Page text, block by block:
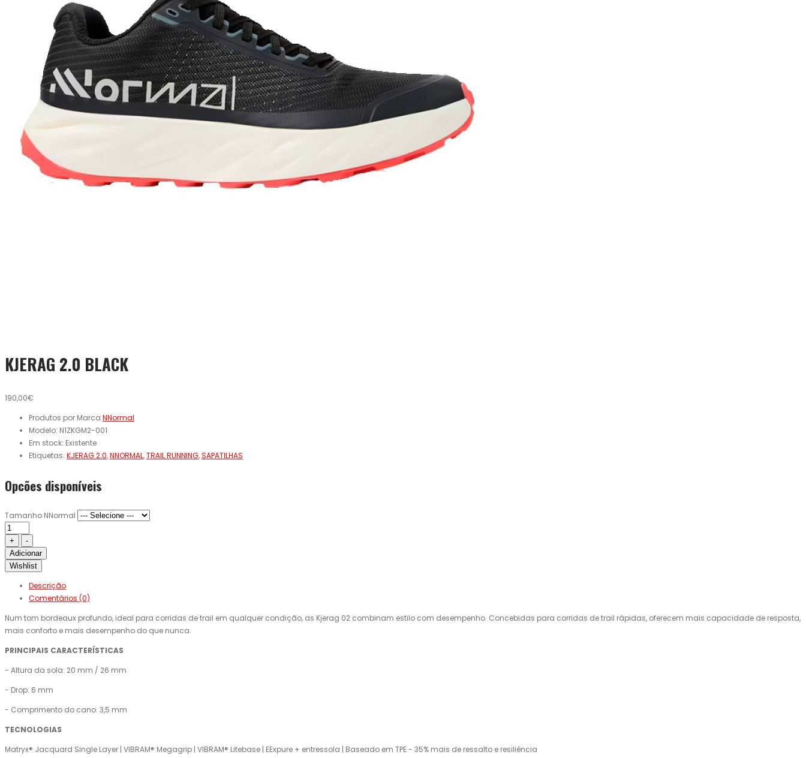
KJERAG 2.0 BLACK
190,00€
Produtos por Marca NNormal
Modelo: N1ZKGM2-001
Em stock: Existente
Etiquetas: KJERAG 2.0,NNORMAL,TRAIL RUNNING,SAPATILHAS
Opcões disponíveis
Tamanho NNormal
Adicionar
Wishlist
Descrição
Comentários (0)
Num tom bordeaux profundo, ideal para corridas de trail em qualquer condição, as Kjerag 02 combinam estilo com desempenho. Concebidas para corridas de trail rápidas, oferecem mais capacidade de resposta,
mais conforto e mais desempenho do que nunca.
PRINCIPAIS CARACTERÍSTICAS
- Altura da sola: 20 mm / 26 mm
- Drop: 6 mm
- Comprimento do cano: 3,5 mm
TECNOLOGIAS
Matryx® Jacquard Single Layer | VIBRAM® Megagrip | VIBRAM® Litebase | EExpure + entressola | Baseado em TPE - 35% mais de ressalto e resiliência